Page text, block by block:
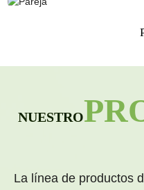
NUESTRO
La línea de productos